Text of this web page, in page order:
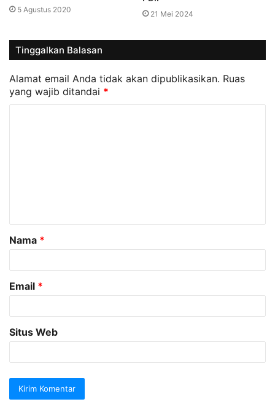
5 Agustus 2020 21 Mei 2024
Tinggalkan Balasan
Alamat email Anda tidak akan dipublikasikan. Ruas
yang wajib ditandai *
a
r
Nama *
Email *
Situs Web